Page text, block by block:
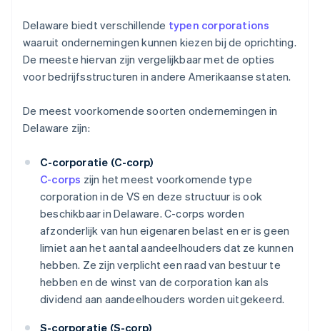
Delaware biedt verschillende typen corporations
waaruit ondernemingen kunnen kiezen bij de oprichting.
De meeste hiervan zijn vergelijkbaar met de opties
voor bedrijfsstructuren in andere Amerikaanse staten.
De meest voorkomende soorten ondernemingen in
Delaware zijn:
C-corporatie (C-corp)
C-corps zijn het meest voorkomende type
corporation in de VS en deze structuur is ook
beschikbaar in Delaware. C-corps worden
afzonderlijk van hun eigenaren belast en er is geen
limiet aan het aantal aandeelhouders dat ze kunnen
hebben. Ze zijn verplicht een raad van bestuur te
hebben en de winst van de corporation kan als
dividend aan aandeelhouders worden uitgekeerd.
S-corporatie (S-corp)